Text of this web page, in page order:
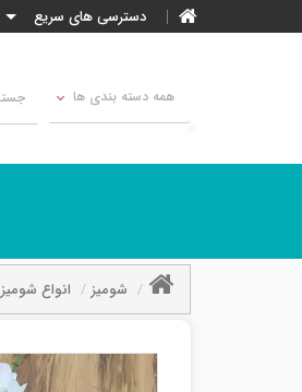
دسترسی های سریع
همه دسته بندی ها
شومیز انواع شومیز